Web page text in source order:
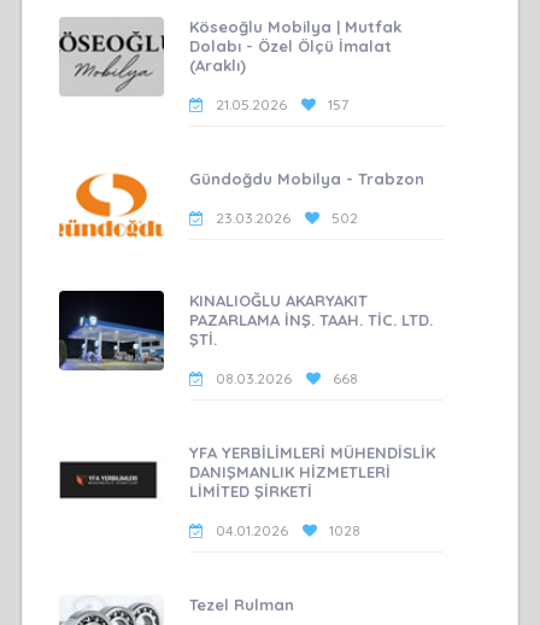
Köseoğlu Mobilya | Mutfak
Dolabı - Özel Ölçü İmalat
(Araklı)
21.05.2026 157
Gündoğdu Mobilya - Trabzon
23.03.2026 502
KINALIOĞLU AKARYAKIT
PAZARLAMA İNŞ. TAAH. TİC. LTD.
ŞTİ.
08.03.2026 668
YFA YERBİLİMLERİ MÜHENDİSLİK
DANIŞMANLIK HİZMETLERİ
LİMİTED ŞİRKETİ
04.01.2026 1028
Tezel Rulman